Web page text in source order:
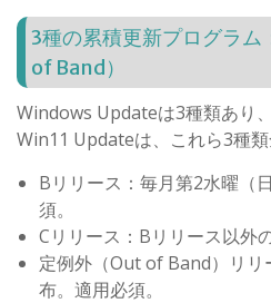
3種の累積更新プログラ
of Band）
Windows Updateは3種類あり
Win11 Updateは、これら3種類
Bリリース：毎月第2水曜（
須。
Cリリース：Bリリース以外
定例外（Out of Band）リリ
布。適用必須。